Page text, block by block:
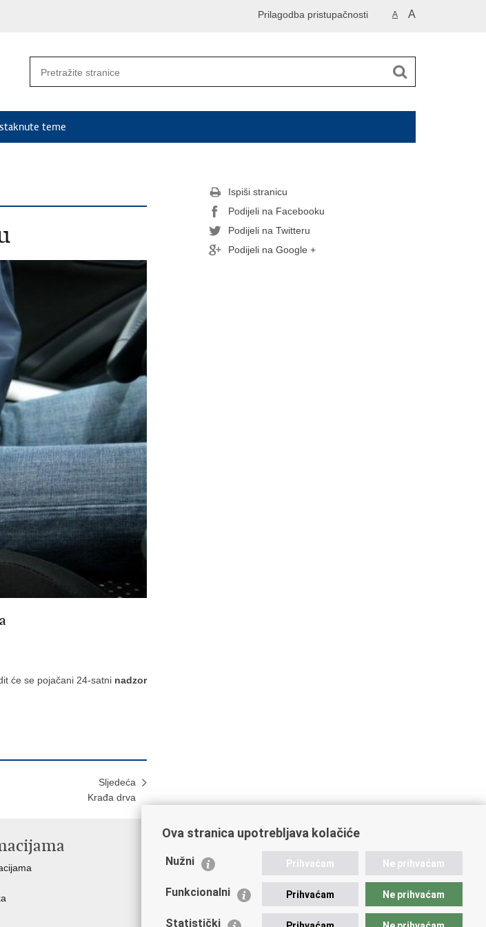
A A
Prilagodba pristupačnosti
teme
će se pojačani 24-satni nadzor
Sljedeća
​Krađa drva
Ispiši stranicu
Podijeli na Facebooku
Podijeli na Twitteru
Podijeli na Google +
Važne poveznice
Ministarstvo unutarnjih poslova
Udruge
Ova stranica upotrebljava kolačiće
Nužni Prihvaćam Ne prihvaćam
Funkcionalni Prihvaćam Ne prihvaćam
Statistički